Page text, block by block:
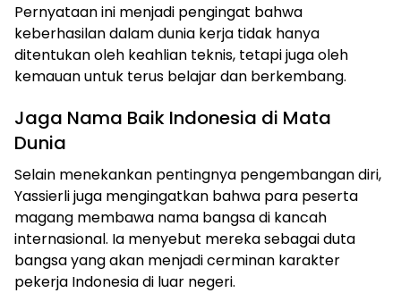
Pernyataan ini menjadi pengingat bahwa
keberhasilan dalam dunia kerja tidak hanya
ditentukan oleh keahlian teknis, tetapi juga oleh
kemauan untuk terus belajar dan berkembang.
Jaga Nama Baik Indonesia di Mata
Dunia
Selain menekankan pentingnya pengembangan diri,
Yassierli juga mengingatkan bahwa para peserta
magang membawa nama bangsa di kancah
internasional. Ia menyebut mereka sebagai duta
bangsa yang akan menjadi cerminan karakter
pekerja Indonesia di luar negeri.